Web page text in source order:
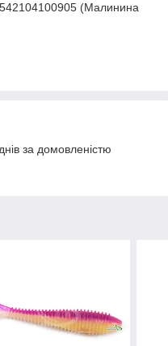
(Малинина
за домовленістю